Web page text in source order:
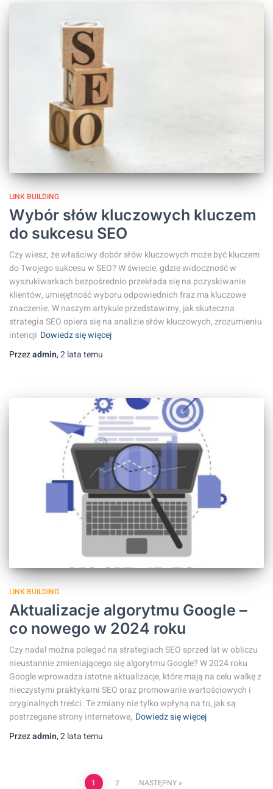
LINK BUILDING
Wybór słów kluczowych kluczem
do sukcesu SEO
Czy wiesz, że właściwy dobór słów kluczowych może być kluczem
do Twojego sukcesu w SEO? W świecie, gdzie widoczność w
wyszukiwarkach bezpośrednio przekłada się na pozyskiwanie
klientów, umiejętność wyboru odpowiednich fraz ma kluczowe
znaczenie. W naszym artykule przedstawimy, jak skuteczna
strategia SEO opiera się na analizie słów kluczowych, zrozumieniu
intencji Dowiedz się więcej
Przezadmin,2 latatemu
LINK BUILDING
Aktualizacje algorytmu Google –
co nowego w 2024 roku
Czy nadal można polegać na strategiach SEO sprzed lat w obliczu
nieustannie zmieniającego się algorytmu Google? W 2024 roku
Google wprowadza istotne aktualizacje, które mają na celu walkę z
nieczystymi praktykami SEO oraz promowanie wartościowych i
oryginalnych treści. Te zmiany nie tylko wpłyną na to, jak są
postrzegane strony internetowe, Dowiedz się więcej
Przezadmin,2 latatemu
1 2 NASTĘPNY